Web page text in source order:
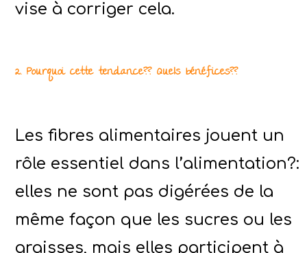
vise à corriger cela.
2. Pourquoi cette tendance?? Quels bénéfices??
Les fibres alimentaires jouent un
rôle essentiel dans l’alimentation?:
elles ne sont pas digérées de la
même façon que les sucres ou les
graisses, mais elles participent à